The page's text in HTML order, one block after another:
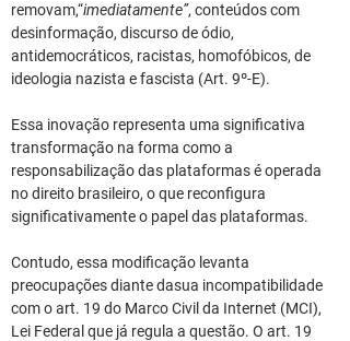
removam,“imediatamente”, conteúdos com
desinformação, discurso de ódio,
antidemocráticos, racistas, homofóbicos, de
ideologia nazista e fascista (Art. 9º-E).
Essa inovação representa uma significativa
transformação na forma como a
responsabilização das plataformas é operada
no direito brasileiro, o que reconfigura
significativamente o papel das plataformas.
Contudo, essa modificação levanta
preocupações diante dasua incompatibilidade
com o art. 19 do Marco Civil da Internet (MCI),
Lei Federal que já regula a questão. O art. 19